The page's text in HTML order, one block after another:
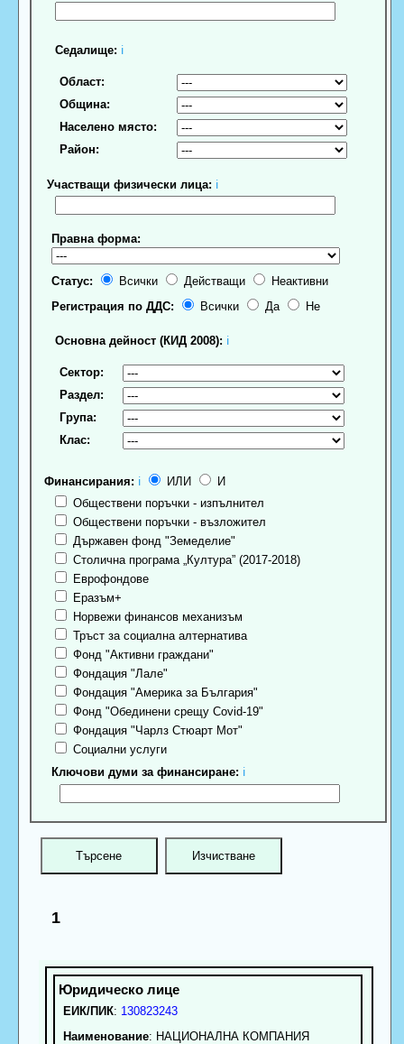
Седалище: ℹ
Област:
Община:
Населено място:
Район:
Участващи физически лица: ℹ
Правна форма:
Статус: Всички Действащи
Неактивни
Регистрация по ДДС:
Всички Да Не
Основна дейност (КИД 2008): ℹ
Сектор:
Раздел:
Група:
Клас:
Финансирания: ℹ ИЛИ
И
Обществени поръчки - изпълнител
Обществени поръчки - възложител
Държавен фонд "Земеделие"
Столична програма „Култура” (2017-2018)
Еврофондове
Еразъм+
Норвежи финансов механизъм
Тръст за социална алтернатива
Фонд "Активни граждани"
Фондация "Лале"
Фондация "Америка за България"
Фонд "Обединени срещу Covid-19"
Фондация "Чарлз Стюарт Мот"
Социални услуги
Ключови думи за финансиране: ℹ
1
ЕИК/ПИК: 130823243
Наименование: НАЦИОНАЛНА КОМПАНИЯ